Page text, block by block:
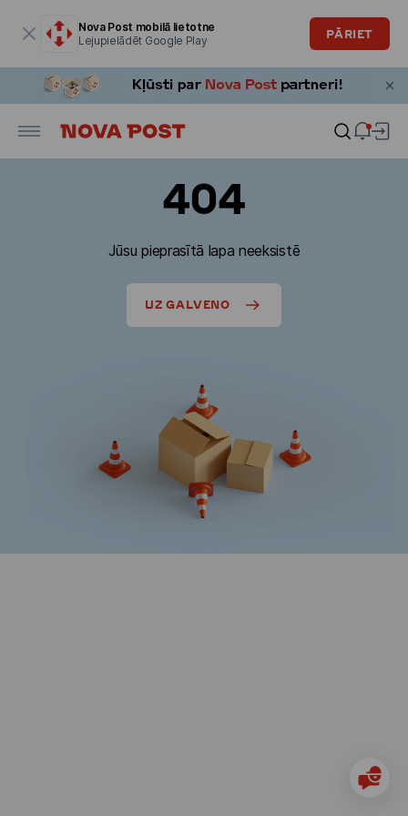
Nova Post mobilā lietotne
Lejupielādēt Google Play
PĀRIET
404
Jūsu pieprasītā lapa neeksistē
UZ GALVENO